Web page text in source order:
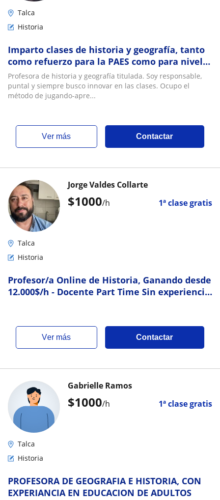
Talca
Historia
Imparto clases de historia y geografía, tanto
como refuerzo para la PAES como para nivel
escolar
Profesora de historia y geografía titulada. Soy responsable,
puntal y siempre busco innovar en las clases. Ocupo el
método de jugando-apre...
ver más Contactar
$1000/h 1ª clase gratis
Jorge Valdes Collarte
Talca
Historia
Profesor/a Online de Historia, Ganando desde
12.000$/h - Docente Part Time Sin experiencia
ver más Contactar
$1000/h 1ª clase gratis
Gabrielle Ramos
Talca
Historia
PROFESORA DE GEOGRAFIA E HISTORIA, CON
EXPERIANCIA EN EDUCACION DE ADULTOS